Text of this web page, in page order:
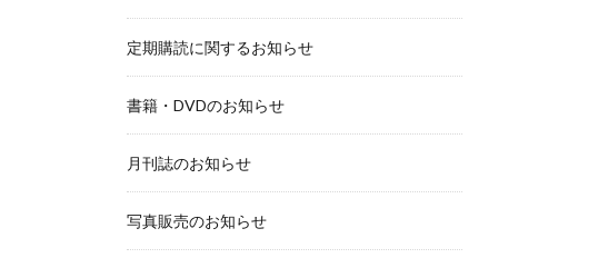
定期購読に関するお知らせ
書籍・DVDのお知らせ
月刊誌のお知らせ
写真販売のお知らせ